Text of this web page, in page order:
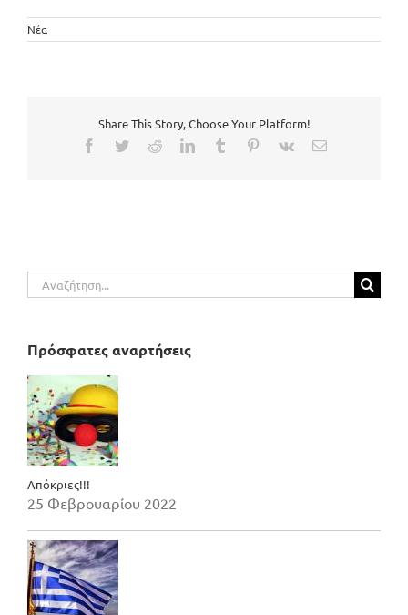
Νέα
Share This Story, Choose Your Platform!
Facebook
TwitterRedditLinkedInTumblr Pinterest
Vk Email
Αναζήτηση
για:
Πρόσφατες αναρτήσεις
Απόκριες!!!
25 Φεβρουαρίου 2022